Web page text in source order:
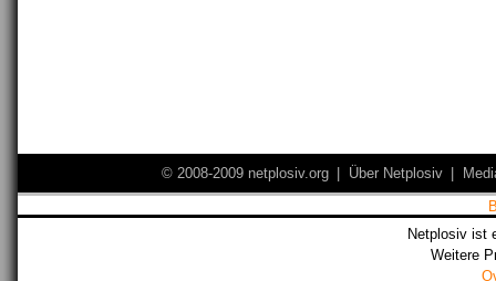
© 2008-2009 netplosiv.org Über Netplosiv
Netplosiv ist
Weitere